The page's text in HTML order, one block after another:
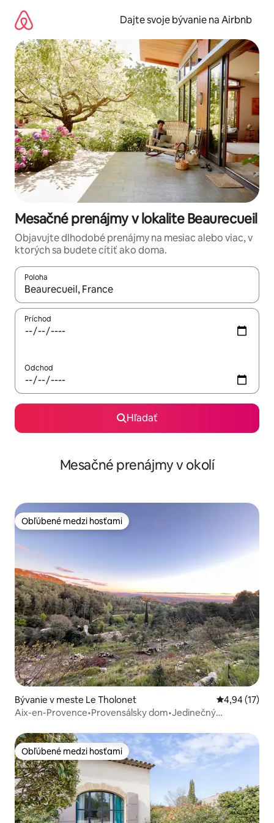
obsah.
Dajte svoje bývanie na Airbnb
Mesačné prenájmy v lokalite Beaurecueil
Objavujte dlhodobé prenájmy na mesiac alebo viac, v
ktorých sa budete cítiť ako doma.
Poloha
Keď budú výsledky k dispozícii, môžete si ich prechádzať
Príchod
Odchod
Hľadať
Mesačné prenájmy v okolí
Obľúbené medzi hosťami
Obľúbené medzi hosťami
Bývanie v meste Le Tholonet Priemerné
4,94 (17)
Aix-en-Provence•Provensálsky dom•Jedinečný
Obľúbené medzi hosťami
Obľúbené medzi hosťami